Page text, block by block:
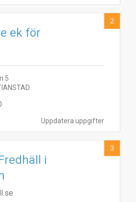
Uppdatera uppgifter
ek för
5
2
i
3